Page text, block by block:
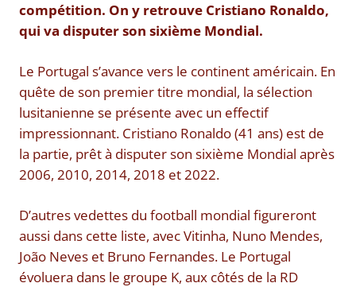
compétition. On y retrouve Cristiano Ronaldo,
qui va disputer son sixième Mondial.
Le Portugal s’avance vers le continent américain. En
quête de son premier titre mondial, la sélection
lusitanienne se présente avec un effectif
impressionnant. Cristiano Ronaldo (41 ans) est de
la partie, prêt à disputer son sixième Mondial après
2006, 2010, 2014, 2018 et 2022.
D’autres vedettes du football mondial figureront
aussi dans cette liste, avec Vitinha, Nuno Mendes,
João Neves et Bruno Fernandes. Le Portugal
évoluera dans le groupe K, aux côtés de la RD